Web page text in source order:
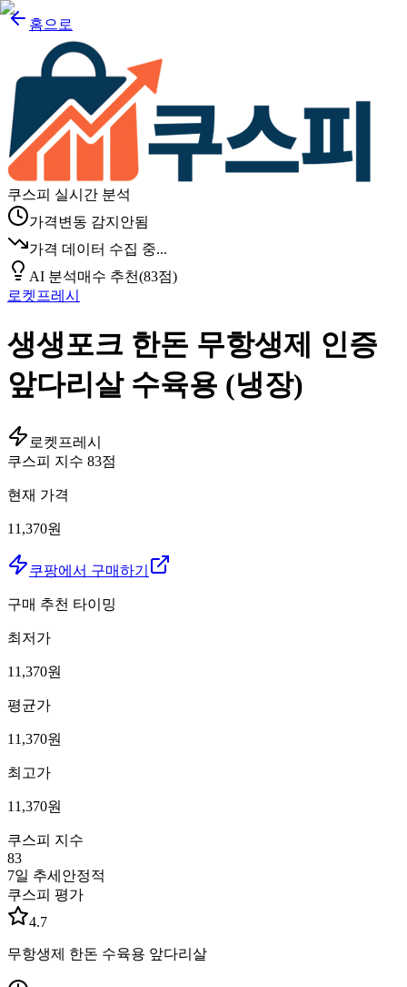
홈으로
쿠스피 실시간 분석
가격변동 감지안됨
가격 데이터 수집 중...
AI 분석매수 추천(83점)
로켓프레시
생생포크 한돈 무항생제 인증
앞다리살 수육용 (냉장)
로켓프레시
쿠스피 지수 83점
현재 가격
11,370원
쿠팡에서 구매하기
구매 추천 타이밍
최저가
11,370원
평균가
11,370원
최고가
11,370원
쿠스피 지수
83
7일 추세 안정적
쿠스피 평가
4.7
무항생제 한돈 수육용 앞다리살